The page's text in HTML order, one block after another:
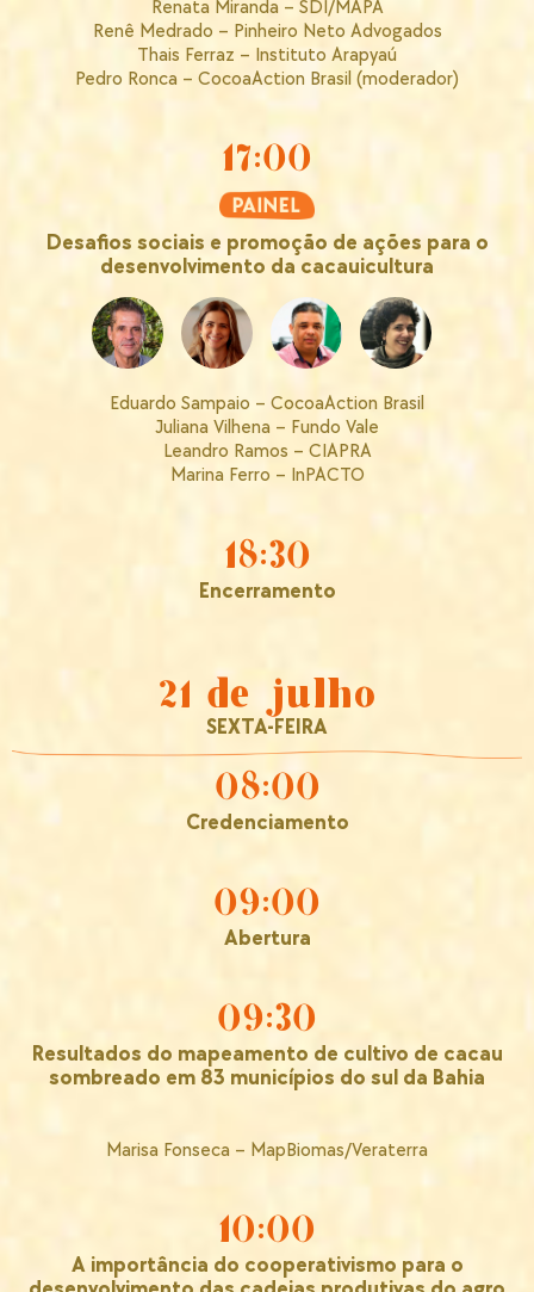
Renata Miranda – SDI/MAPA
Renê Medrado – Pinheiro Neto Advogados
Thais Ferraz – Instituto Arapyaú
Pedro Ronca – CocoaAction Brasil (moderador)
17:00
Desafios sociais e promoção de ações para o
desenvolvimento da cacauicultura
Eduardo Sampaio – CocoaAction Brasil
Juliana Vilhena – Fundo Vale
Leandro Ramos – CIAPRA
Marina Ferro – InPACTO
18:30
Encerramento
21 de julho
SEXTA-FEIRA
08:00
Credenciamento
09:00
Abertura
09:30
Resultados do mapeamento de cultivo de cacau
sombreado em 83 municípios do sul da Bahia
Marisa Fonseca – MapBiomas/Veraterra
10:00
A importância do cooperativismo para o